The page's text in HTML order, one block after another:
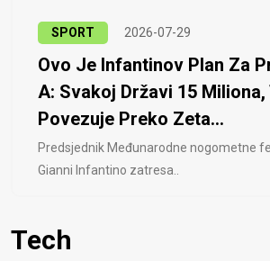
SPORT 2026-07-29
Ovo Je Infantinov Plan Za
A: Svakoj Državi 15 Miliona,
Povezuje Preko Zeta...
Predsjednik Međunarodne nogometne
Gianni Infantino zatresa..
Tech